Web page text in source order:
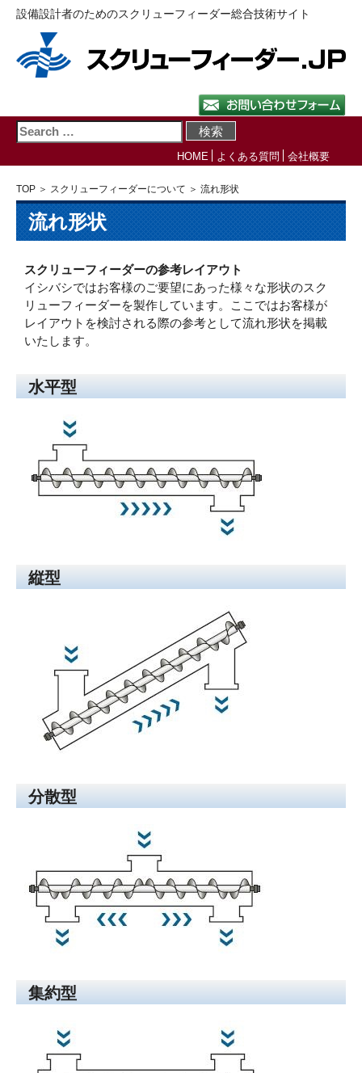
設備設計者のためのスクリューフィーダー総合技術サイト
HOME よくある質問 会社概要
TOP ＞ スクリューフィーダーについて ＞ 流れ形状
流れ形状
スクリューフィーダーの参考レイアウト
イシバシではお客様のご要望にあった様々な形状のスク
リューフィーダーを製作しています。ここではお客様が
レイアウトを検討される際の参考として流れ形状を掲載
いたします。
水平型
縦型
分散型
集約型